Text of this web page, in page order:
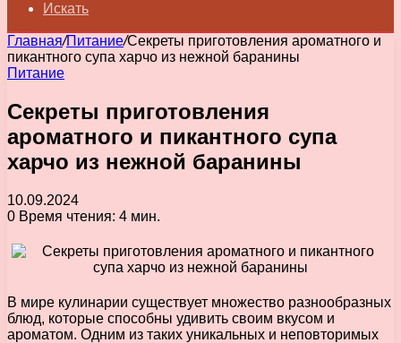
Искать
Главная/Питание/Секреты приготовления ароматного и
пикантного супа харчо из нежной баранины
Питание
Секреты приготовления
ароматного и пикантного супа
харчо из нежной баранины
10.09.2024
0 Время чтения: 4 мин.
В мире кулинарии существует множество разнообразных
блюд, которые способны удивить своим вкусом и
ароматом. Одним из таких уникальных и неповторимых